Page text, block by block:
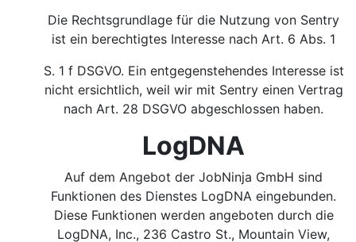
Die Rechtsgrundlage für die Nutzung von Sentry
ist ein berechtigtes Interesse nach Art. 6 Abs. 1
S. 1 f DSGVO. Ein entgegenstehendes Interesse ist
nicht ersichtlich, weil wir mit Sentry einen Vertrag
nach Art. 28 DSGVO abgeschlossen haben.
LogDNA
Auf dem Angebot der JobNinja GmbH sind
Funktionen des Dienstes LogDNA eingebunden.
Diese Funktionen werden angeboten durch die
LogDNA, Inc., 236 Castro St., Mountain View,